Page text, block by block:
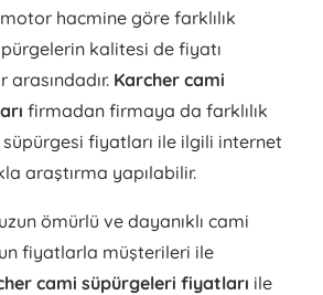
hacmine göre farklılık
kalitesi de fiyatı
Karcher cami
firmadan firmaya da farklılık
fiyatları ile ilgili internet
araştırma yapılabilir.
ömürlü ve dayanıklı cami
fiyatlarla müşterileri ile
cami süpürgeleri fiyatları ile